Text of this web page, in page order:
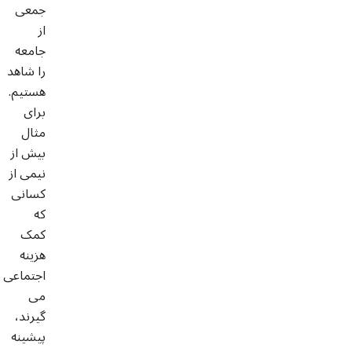
جمعی
از
جامعه
را شاهد
هستیم.
برای
مثال
بیش از
نیمی از
کسانی
که
کمک
هزینه
اجتماعی
می
گیرند،
پیشینه